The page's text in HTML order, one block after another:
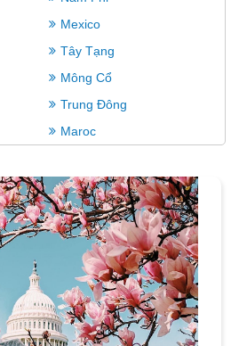
Mexico
Tây Tạng
Mông Cổ
Trung Đông
Maroc